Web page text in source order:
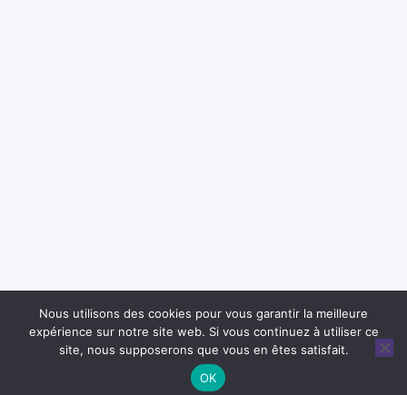
Nous utilisons des cookies pour vous garantir la meilleure
expérience sur notre site web. Si vous continuez à utiliser ce
site, nous supposerons que vous en êtes satisfait.
OK